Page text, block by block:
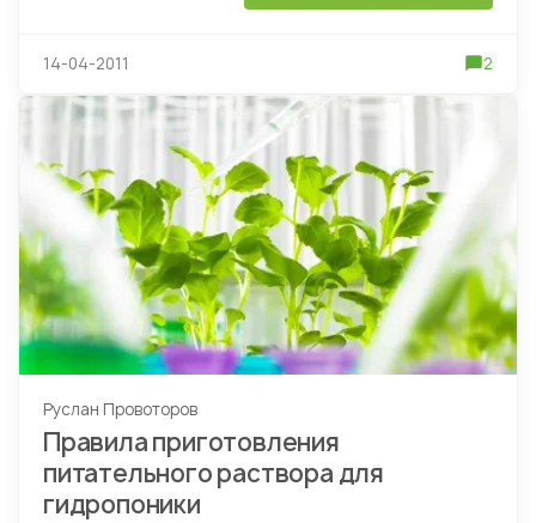
14-04-2011 2
Руслан Провоторов
Правила приготовления
питательного раствора для
гидропоники